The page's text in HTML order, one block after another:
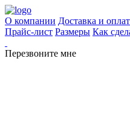
О компании Доставка и
Прайс-лист Размеры Как
Перезвоните мне